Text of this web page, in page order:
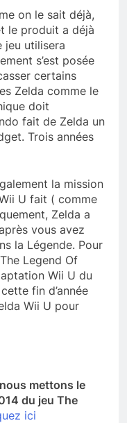
on le sait déjà,
le produit a déjà
jeu utilisera
s’est posée
certains
Zelda comme le
doit
fait de Zelda un
Trois années
la mission
U fait ( comme
Zelda a
vous avez
la Légende. Pour
Legend Of
Wii U du
fin d’année
Wii U pour
mettons le
du jeu The
ici